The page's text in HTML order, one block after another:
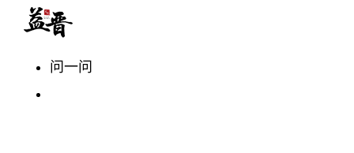
问一问